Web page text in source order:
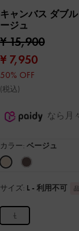
キャンバス ダブ
ージュ
¥ 15,900
¥ 7,950
50% OFF
(税込)
なら月
カラー: ベージュ
サイズ: L - 利用不可
L